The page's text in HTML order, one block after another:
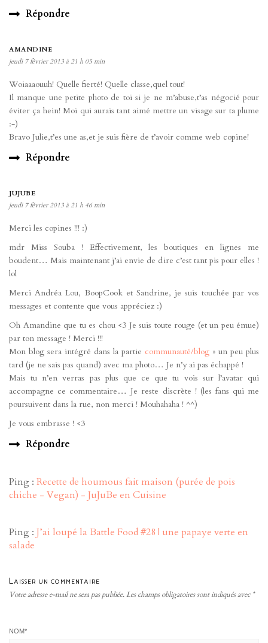
Répondre
AMANDINE
jeudi 7 février 2013 à 21 h 05 min
Woiaaaouuh! Quelle fierté! Quelle classe,quel tout!
Il manque une petite photo de toi si je ne m’abuse,t’as négocié pour
éviter ça hein! Moi qui aurais tant aimé mettre un visage sur ta plume
:-)
Bravo Julie,t’es une as,et je suis fière de t’avoir comme web copine!
Répondre
JUJUBE
jeudi 7 février 2013 à 21 h 46 min
Merci les copines !!! :)
mdr Miss Souba ! Effectivement, les boutiques en lignes me
boudent… Mais maintenant j’ai envie de dire c’est tant pis pour elles !
lol
Merci Andréa Lou, BoopCook et Sandrine, je suis touchée par vos
messages et contente que vous appréciez :)
Oh Amandine que tu es chou <3 Je suis toute rouge (et un peu émue)
par ton message ! Merci !!!
Mon blog sera intégré dans la partie communauté/blog » un peu plus
tard (je ne sais pas quand) avec ma photo… Je n’y ai pas échappé !
Mais tu n’en verras pas plus que ce que tu vois sur l’avatar qui
accompagne ce commentaire… Je reste discrète ! (les fans qui me
poursuivent dans la rue, non merci ! Mouhahaha ! ^^)
Je vous embrasse ! <3
Répondre
Ping : Recette de houmous fait maison (purée de pois
chiche - Vegan) - JuJuBe en Cuisine
Ping : J’ai loupé la Battle Food #28 | une papaye verte en
salade
Laisser un commentaire
Votre adresse e-mail ne sera pas publiée.Les champs obligatoires sont indiqués avec *
NOM*